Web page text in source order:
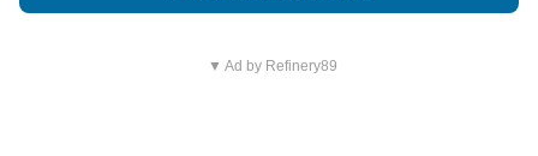
▼ Ad by Refinery89